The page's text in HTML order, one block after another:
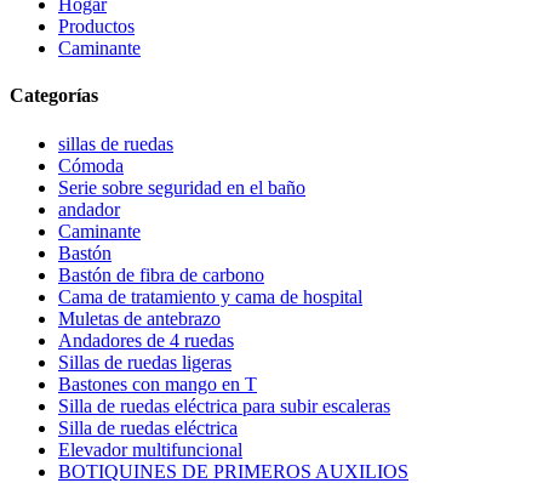
Hogar
Productos
Caminante
Categorías
sillas de ruedas
Cómoda
Serie sobre seguridad en el baño
andador
Caminante
Bastón
Bastón de fibra de carbono
Cama de tratamiento y cama de hospital
Muletas de antebrazo
Andadores de 4 ruedas
Sillas de ruedas ligeras
Bastones con mango en T
Silla de ruedas eléctrica para subir escaleras
Silla de ruedas eléctrica
Elevador multifuncional
BOTIQUINES DE PRIMEROS AUXILIOS